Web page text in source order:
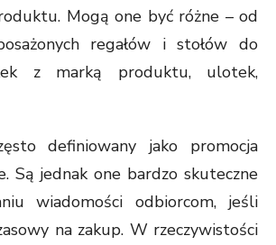
Mogą one być różne – od
regałów i stołów do
z marką produktu, ulotek,
definiowany jako promocja
Są jednak one bardzo skuteczne
wiadomości odbiorcom, jeśli
na zakup. W rzeczywistości